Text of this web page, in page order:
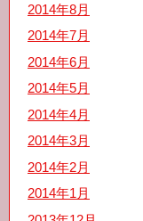
2014年8月
2014年7月
2014年6月
2014年5月
2014年4月
2014年3月
2014年2月
2014年1月